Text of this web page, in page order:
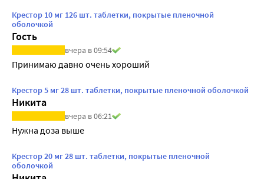
Крестор 10 мг 126 шт. таблетки, покрытые пленочной
оболочкой
Гость
вчера в 09:54
Принимаю давно очень хороший
Крестор 5 мг 28 шт. таблетки, покрытые пленочной оболочкой
Никита
вчера в 06:21
Нужна доза выше
Крестор 20 мг 28 шт. таблетки, покрытые пленочной
оболочкой